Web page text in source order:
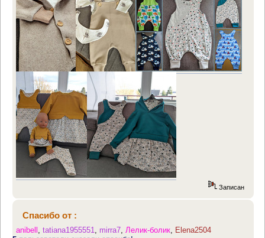
Записан
Спасибо от :
anibell ,tatiana1955551 mirra7 Лелик-болик
Elena2504